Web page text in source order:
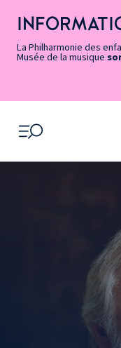
page
Accessibilité
accès
rapides
principal
contenu
principal
page
Message d’information
La Philharmonie des
Musée de la musique
OUVRIR LE MENU